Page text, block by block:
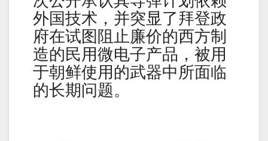
外国技术，并突显了拜登政
府在试图阻止廉价的西方制
造的民用微电子产品，被用
于朝鲜使用的武器中所面临
的长期问题。